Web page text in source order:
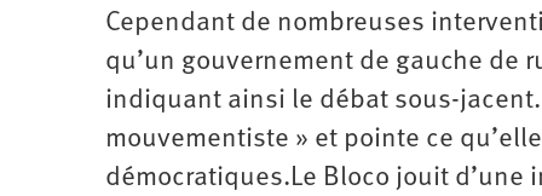
Cependant de nombreuses
qu’un gouvernement de gauche de
indiquant ainsi le débat sous-
mouvementiste » et pointe ce
démocratiques.Le Bloco jouit